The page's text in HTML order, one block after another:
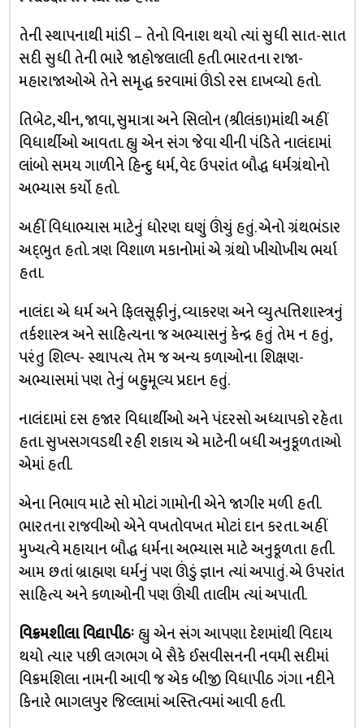
તેની સ્થાપનાથી માંડી – તેનો વિનાશ થયો ત્યાં સુધી સાત-સાત
સદી સુધી તેની ભારે જાહોજલાલી હતી. ભારતના રાજા-
મહારાજાઓએ તેને સમૃદ્ધ કરવામાં ઊંડો રસ દાખવ્યો હતો.
તિબેટ, ચીન, જાવા, સુમાત્રા અને સિલોન (શ્રીલંકા)માંથી અહીં
વિધાર્થીઓ આવતા. હ્યુ એન સંગ જેવા ચીની પંડિતે નાલંદામાં
લાંબો સમય ગાળીને હિન્દુ ધર્મ, વેદ ઉપરાંત બૌદ્ધ ધર્મગ્રંથોનો
અભ્યાસ કર્યો હતો.
અહીં વિધાભ્યાસ માટેનું ધોરણ ઘણું ઊંચું હતું. એનો ગ્રંથભંડાર
અદ્‌ભુત હતો. ત્રણ વિશાળ મકાનોમાં એ ગ્રંથો ખીચોખીચ ભર્યા
હતા.
નાલંદા એ ધર્મ અને ફિલસૂફીનું, વ્યાકરણ અને વ્યુત્પત્તિશાસ્ત્રનું
તર્કશાસ્ત્ર અને સાહિત્યના જ અભ્યાસનું કેન્દ્ર હતું તેમ ન હતું,
પરંતુ શિલ્પ- સ્થાપત્ય તેમ જ અન્ય કળાઓના શિક્ષણ-
અભ્યાસમાં પણ તેનું બહુમૂલ્ય પ્રદાન હતું.
નાલંદામાં દસ હજાર વિધાર્થીઓ અને પંદરસો અધ્યાપકો રહેતા
હતા. સુખસગવડથી રહી શકાય એ માટેની બધી અનુકૂળતાઓ
એમાં હતી.
એના નિભાવ માટે સો મોટાં ગામોની એને જાગીર મળી હતી.
ભારતના રાજવીઓ એને વખતોવખત મોટાં દાન કરતા. અહીં
મુખ્યત્વે મહાયાન બૌદ્ધ ધર્મના અભ્યાસ માટે અનુકૂળતા હતી.
આમ છતાં બ્રાહ્મણ ધર્મનું પણ ઊંડું જ્ઞાન ત્યાં અપાતું. એ ઉપરાંત
સાહિત્ય અને કળાઓની પણ ઊંચી તાલીમ ત્યાં અપાતી.
વિક્રમશીલા વિદ્યાપીઠઃહ્યુ એન સંગ આપણા દેશમાંથી વિદાય
થયો ત્યાર પછી લગભગ બે સૈકે ઈસવીસનની નવમી સદીમાં
વિક્રમશિલા નામની આવી જ એક બીજી વિધાપીઠ ગંગા નદીને
કિનારે ભાગલપુર જિલ્લામાં અસ્તિત્વમાં આવી હતી.